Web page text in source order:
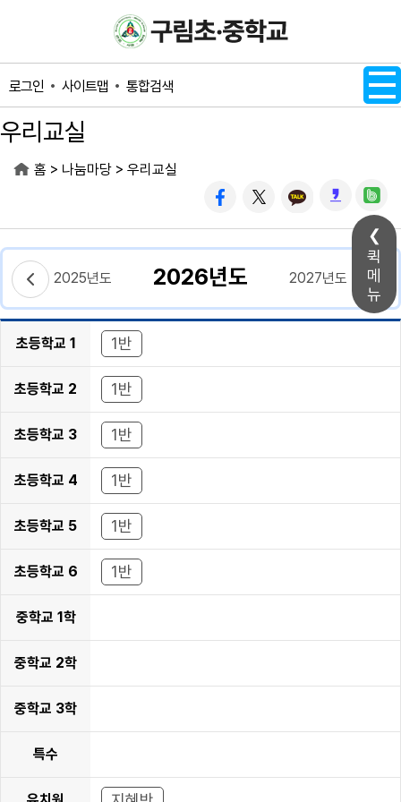
퀵
메
뉴
로그인 사이트맵 통합검색
우리교실
홈 > 나눔마당 > 우리교실
2025년도 2026년도 2027년도
초등학교 1
학년
1반
초등학교 2
학년
1반
초등학교 3
학년
1반
초등학교 4
학년
1반
초등학교 5
학년
1반
초등학교 6
학년
1반
중학교 1학
년
중학교 2학
년
중학교 3학
년
특수